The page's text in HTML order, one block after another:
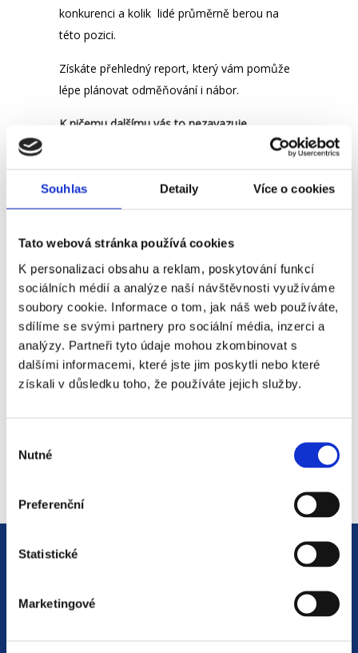
Souhlas Detaily Více o cookies
Tato webová stránka používá cookies
K personalizaci obsahu a reklam, poskytování funkcí
sociálních médií a analýze naší návštěvnosti využíváme
soubory cookie. Informace o tom, jak náš web používáte,
sdílíme se svými partnery pro sociální média, inzerci a
analýzy. Partneři tyto údaje mohou zkombinovat s
dalšími informacemi, které jste jim poskytli nebo které
získali v důsledku toho, že používáte jejich služby.
souhlasu
Nutné
Preferenční
Statistické
Marketingové
konkurenci a kolik lidé průměrně berou na
této pozici.
Získáte přehledný report, který vám pomůže
lépe plánovat odměňování i nábor.
K ničemu dalšímu vás to nezavazuje